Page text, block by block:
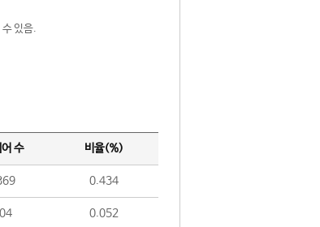
있음.
수 비율(%)
0.434
0.052